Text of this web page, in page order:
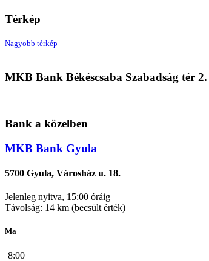
Térkép
Nagyobb térkép
MKB Bank Békéscsaba Szabadság tér
Bank a közelben
MKB Bank Gyula
5700 Gyula, Városház u. 18.
Jelenleg nyitva, 15:00 óráig
Távolság: 14 km (becsült érték)
Ma
8:00